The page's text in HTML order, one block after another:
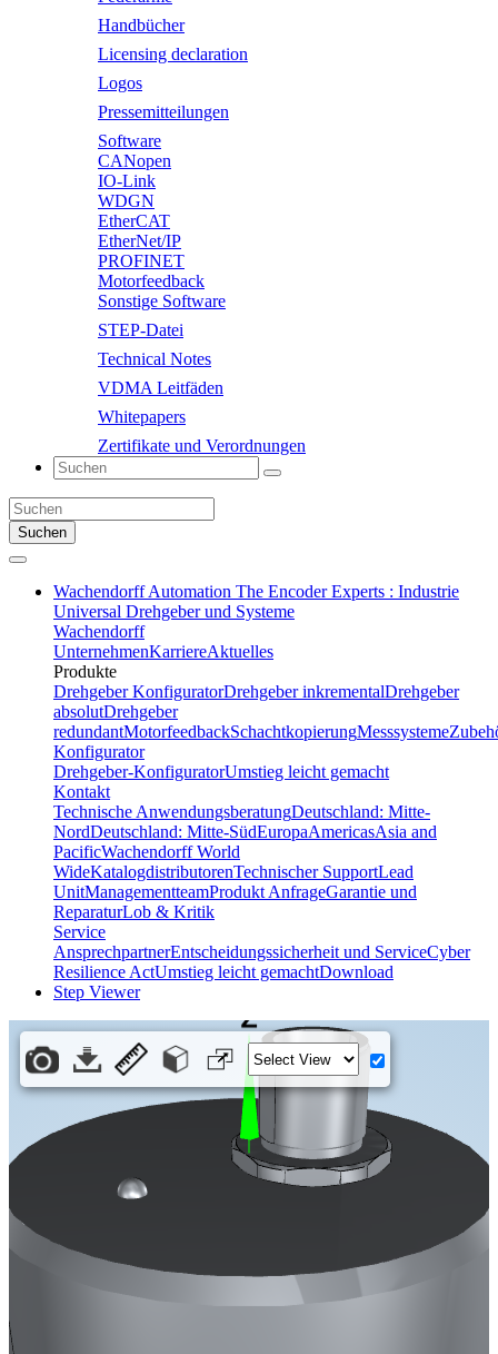
Handbücher
Licensing declaration
Logos
Pressemitteilungen
Software
CANopen
IO-Link
WDGN
EtherCAT
EtherNet/IP
PROFINET
Motorfeedback
Sonstige Software
STEP-Datei
Technical Notes
VDMA Leitfäden
Whitepapers
Zertifikate und Verordnungen
Suchen
Wachendorff Automation The Encoder Experts : Industrie
Universal Drehgeber und Systeme
Wachendorff
UnternehmenKarriereAktuelles
Produkte
Drehgeber KonfiguratorDrehgeber inkrementalDrehgeber
absolutDrehgeber
redundantMotorfeedbackSchachtkopierungMesssysteme
Konfigurator
Drehgeber-KonfiguratorUmstieg leicht gemacht
Kontakt
Technische AnwendungsberatungDeutschland: Mitte-
NordDeutschland: Mitte-SüdEuropaAmericasAsia and
PacificWachendorff World
WideKatalogdistributorenTechnischer SupportLead
UnitManagementteamProdukt AnfrageGarantie und
ReparaturLob & Kritik
Service
AnsprechpartnerEntscheidungssicherheit und ServiceCyber
Resilience ActUmstieg leicht gemachtDownload
Step Viewer